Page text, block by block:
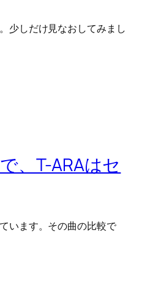
少しだけ見なおしてみまし
、T-ARAはセ
います。その曲の比較で